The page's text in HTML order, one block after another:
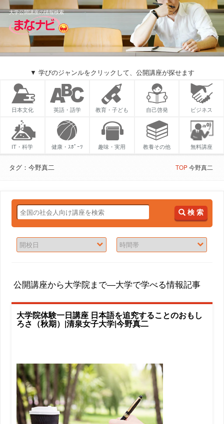
大学公開講座の情報検索
▼ 学びのジャンルをクリックして、公開講座が探せます
日本文化 英語・語学 教育・子ども 自己啓発 ビジネス
IT・科学 健康・ｽﾎﾟｰﾂ 趣味・実用 教養その他 無料講座
タグ：今野真二 TOP今野真二
検 索
公開講座から大学院まで―大学で学べる情報記事
大学院体験一日講座 日本語を追究することのおもし
ろさ（秋期）|清泉女子大学|今野真二